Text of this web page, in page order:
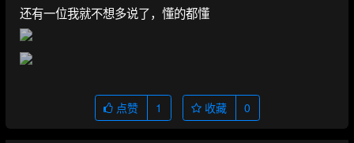
还有一位我就不想多说了，懂的都懂
点赞 1 收藏 0